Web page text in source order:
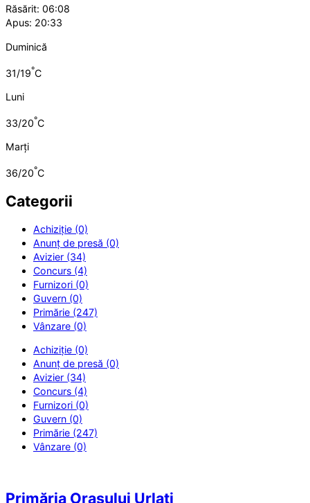
Răsărit: 06:08
Apus: 20:33
Duminică
31/19°C
Luni
33/20°C
Marți
36/20°C
Categorii
Achiziție (0)
Anunț de presă (0)
Avizier (34)
Concurs (4)
Furnizori (0)
Guvern (0)
Primărie (247)
Vânzare (0)
Achiziție (0)
Anunț de presă (0)
Avizier (34)
Concurs (4)
Furnizori (0)
Guvern (0)
Primărie (247)
Vânzare (0)
Primăria Orașului Urlați